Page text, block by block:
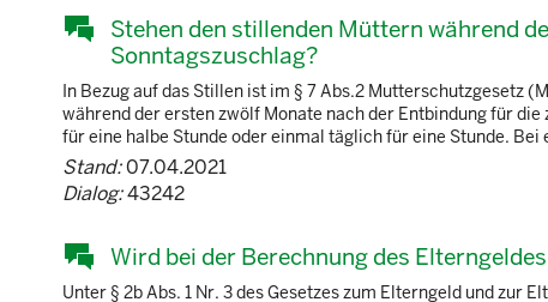
Stehen den stillenden Müttern während
Sonntagszuschlag?
In Bezug auf das Stillen ist im § 7 Abs.2 Mutterschutzgesetz
während der ersten zwölf Monate nach der Entbindung für
für eine halbe Stunde oder einmal täglich für eine Stunde.
Stand:07.04.2021
Dialog:43242
Wird bei der Berechnung des
Unter § 2b Abs. 1 Nr. 3 des Gesetzes zum Elterngeld und zur